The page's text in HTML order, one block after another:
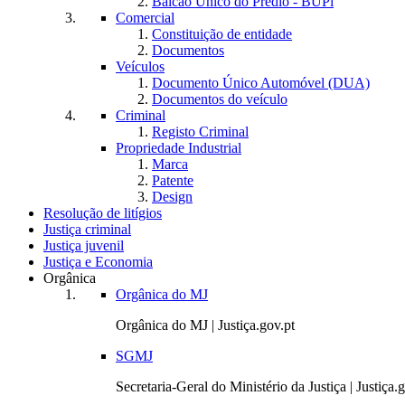
Comercial
Constituição de entidade
Documentos
Veículos
Documento Único Automóvel (DUA)
Documentos do veículo
Criminal
Registo Criminal
Propriedade Industrial
Marca
Patente
Design
Resolução de litígios
Justiça criminal
Justiça juvenil
Justiça e Economia
Orgânica
Orgânica do MJ
Orgânica do MJ | Justiça.gov.pt
SGMJ
Secretaria-Geral do Ministério da Justiça |